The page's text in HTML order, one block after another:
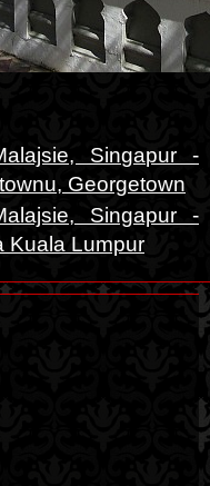
Singapur -
Georgetown
Singapur -
Kuala Lumpur